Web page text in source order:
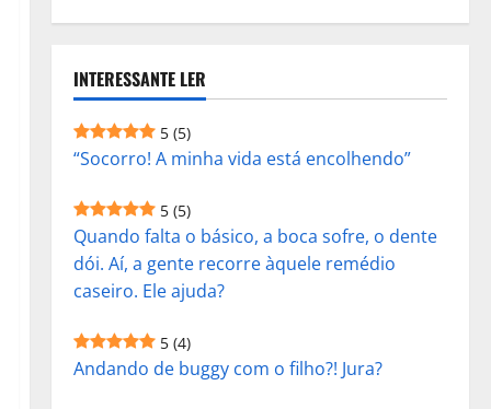
INTERESSANTE LER
5 (5)
“Socorro! A minha vida está encolhendo”
5 (5)
Quando falta o básico, a boca sofre, o dente
dói. Aí, a gente recorre àquele remédio
caseiro. Ele ajuda?
5 (4)
Andando de buggy com o filho?! Jura?